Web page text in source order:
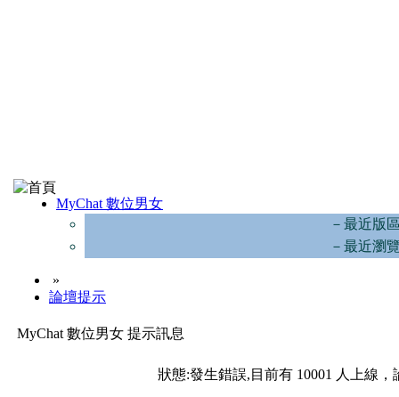
MyChat 數位男女
－最近版
－最近瀏
»
論壇提示
MyChat 數位男女 提示訊息
狀態:發生錯誤,目前有 10001 人上線